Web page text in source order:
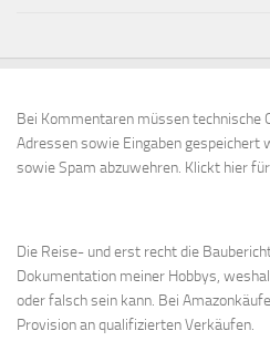
Bei Kommentaren müssen technische
Adressen sowie Eingaben gespeichert
sowie Spam abzuwehren. Klickt hier
Die Reise- und erst recht die
Dokumentation meiner Hobbys,
oder falsch sein kann. Bei
Provision an qualifizierten Verkäufen.